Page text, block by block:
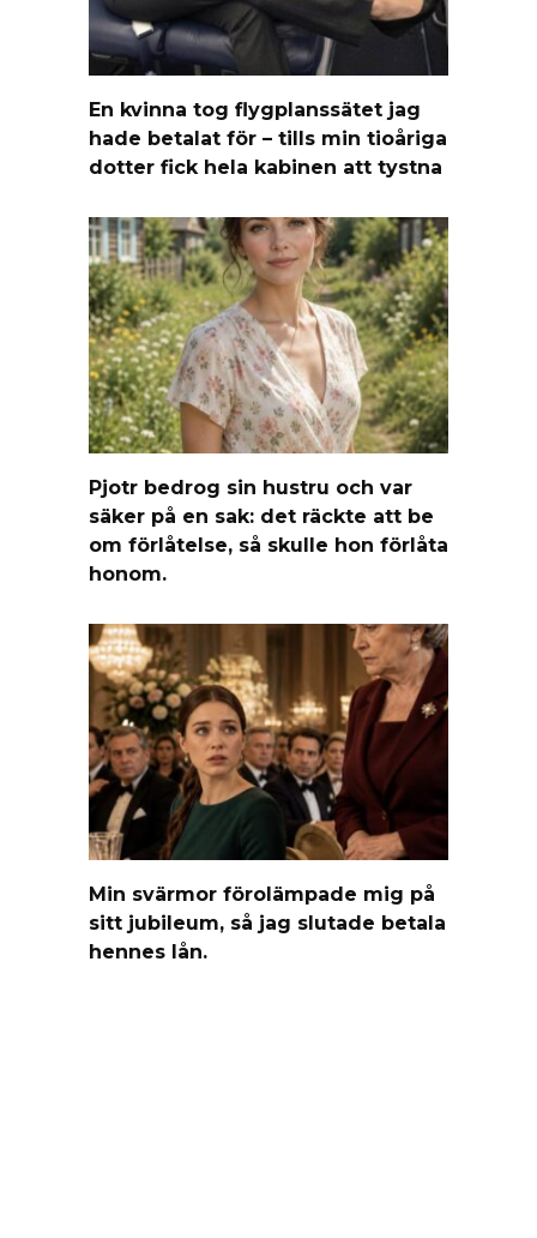
En kvinna tog flygplanssätet jag
hade betalat för – tills min tioåriga
dotter fick hela kabinen att tystna
Pjotr bedrog sin hustru och var
säker på en sak: det räckte att be
om förlåtelse, så skulle hon förlåta
honom.
Min svärmor förolämpade mig på
sitt jubileum, så jag slutade betala
hennes lån.